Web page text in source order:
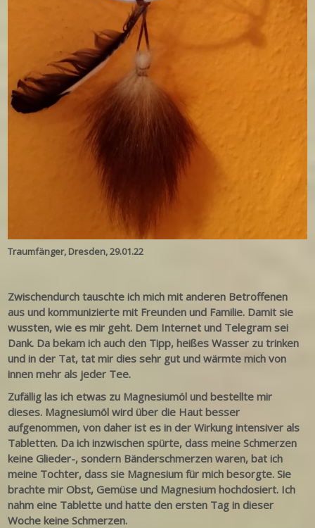
Traumfänger, Dresden, 29.01.22
Zwischendurch tauschte ich mich mit anderen Betroffenen
aus und kommunizierte mit Freunden und Familie. Damit sie
wussten, wie es mir geht. Dem Internet und Telegram sei
Dank. Da bekam ich auch den Tipp, heißes Wasser zu trinken
und in der Tat, tat mir dies sehr gut und wärmte mich von
innen mehr als jeder Tee.
Zufällig las ich etwas zu Magnesiumöl und bestellte mir
dieses. Magnesiumöl wird über die Haut besser
aufgenommen, von daher ist es in der Wirkung intensiver als
Tabletten. Da ich inzwischen spürte, dass meine Schmerzen
keine Glieder-, sondern Bänderschmerzen waren, bat ich
meine Tochter, dass sie Magnesium für mich besorgte. Sie
brachte mir Obst, Gemüse und Magnesium hochdosiert. Ich
nahm eine Tablette und hatte den ersten Tag in dieser
Woche keine Schmerzen.